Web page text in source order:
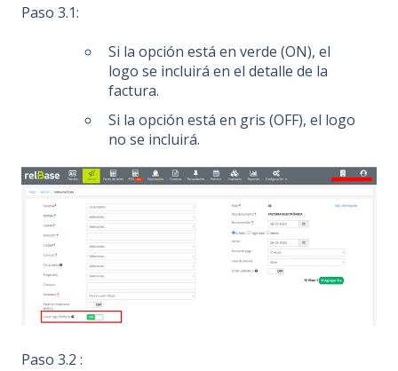
Paso 3.1:
Si la opción está en verde (ON), el
logo se incluirá en el detalle de la
factura.
Si la opción está en gris (OFF), el logo
no se incluirá.
Paso 3.2 :